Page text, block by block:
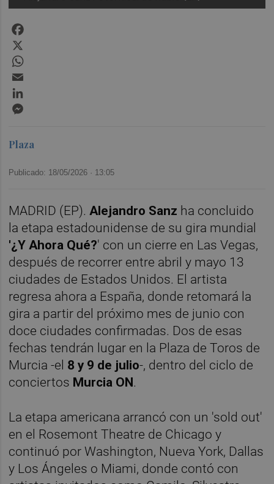
Plaza
Publicado: 18/05/2026 · 13:05
MADRID (EP). Alejandro Sanz ha concluido
la etapa estadounidense de su gira mundial
'¿Y Ahora Qué?' con un cierre en Las Vegas,
después de recorrer entre abril y mayo 13
ciudades de Estados Unidos. El artista
regresa ahora a España, donde retomará la
gira a partir del próximo mes de junio con
doce ciudades confirmadas. Dos de esas
fechas tendrán lugar en la Plaza de Toros de
Murcia -el 8 y 9 de julio-, dentro del ciclo de
conciertos Murcia ON.
La etapa americana arrancó con un 'sold out'
en el Rosemont Theatre de Chicago y
continuó por Washington, Nueva York, Dallas
y Los Ángeles o Miami, donde contó con